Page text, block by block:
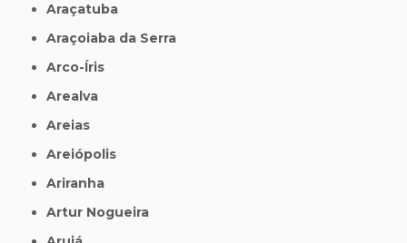
Araçatuba
Araçoiaba da Serra
Arco-Íris
Arealva
Areias
Areiópolis
Ariranha
Artur Nogueira